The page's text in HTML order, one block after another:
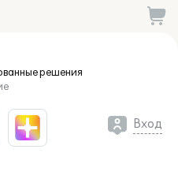
решения
Вход